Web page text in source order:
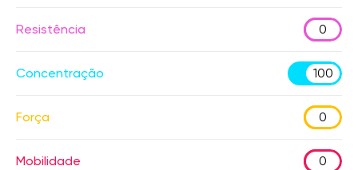
Resistência 0
Concentração 100
Força 0
Mobilidade 0